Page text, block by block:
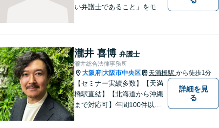
い弁護士であること」をモッ
と丁寧に説明していきますの
で、法律相談が初めての方で
も安心してお問合せくださ
い。
瀧井 喜博 弁護士
瀧井総合法律事務所
大阪府 大阪市中央区 天満橋駅 から徒歩1分
【セミナー実績多数】【天満
橋駅直結】【北海道から沖縄
まで対応可】年間100件以上
詳細を見
る